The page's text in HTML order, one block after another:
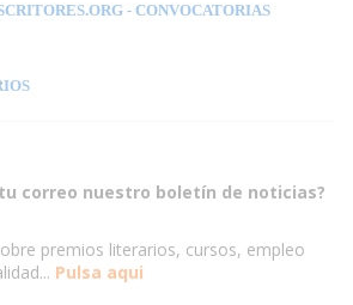
- CONVOCATORIAS
correo nuestro boletín de noticias?
premios literarios, cursos, empleo
Pulsa aqui